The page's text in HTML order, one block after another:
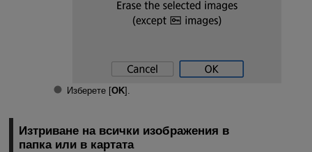
Изберете [OK].
Изтриване на всички изображения в
папка или в картата